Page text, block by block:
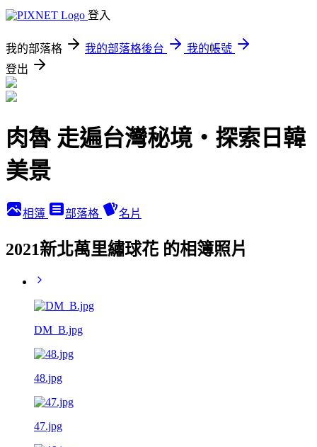
登入
我的部落格 我的部落格後台
我的帳號
登出
肉魯 走遍台灣秘境・探索日韓
美景
相簿 部落格 名片
2021新北萬里繡球花 的相簿照片
DM_B.jpg
48.jpg
47.jpg